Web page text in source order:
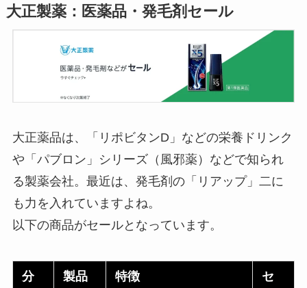
大正製薬：医薬品・発毛剤セール
大正薬品は、「リポビタンD」などの栄養ドリンク
や「パブロン」シリーズ（風邪薬）などで知られ
る製薬会社。最近は、発毛剤の「リアップ」二に
も力を入れていますよね。
以下の商品がセールとなっています。
分
製品
特徴
セ